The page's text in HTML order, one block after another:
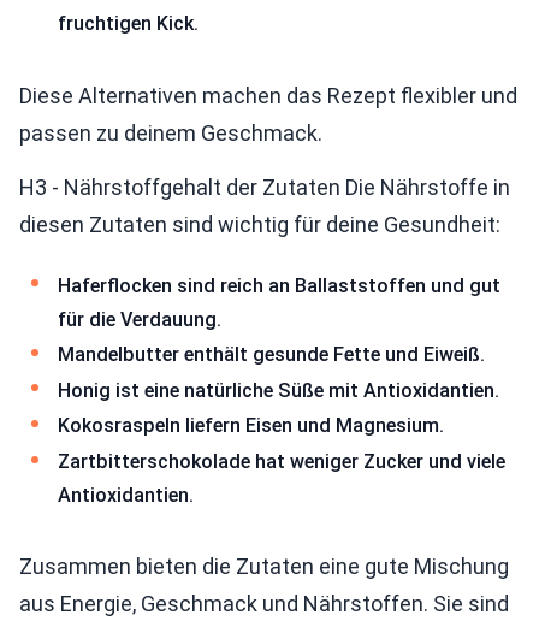
fruchtigen Kick.
Diese Alternativen machen das Rezept flexibler und
passen zu deinem Geschmack.
H3 - Nährstoffgehalt der Zutaten Die Nährstoffe in
diesen Zutaten sind wichtig für deine Gesundheit:
Haferflocken sind reich an Ballaststoffen und gut
für die Verdauung.
Mandelbutter enthält gesunde Fette und Eiweiß.
Honig ist eine natürliche Süße mit Antioxidantien.
Kokosraspeln liefern Eisen und Magnesium.
Zartbitterschokolade hat weniger Zucker und viele
Antioxidantien.
Zusammen bieten die Zutaten eine gute Mischung
aus Energie, Geschmack und Nährstoffen. Sie sind